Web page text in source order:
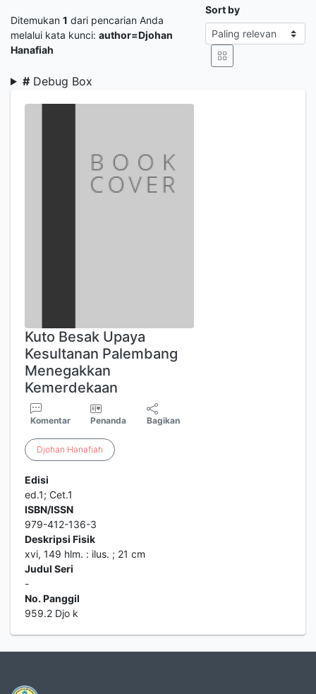
Ditemukan 1 dari pencarian Anda
melalui kata kunci: author=Djohan
Hanafiah
Sort by
# Debug Box
Kuto Besak Upaya
Kesultanan Palembang
Menegakkan
Kemerdekaan
Komentar Penanda Bagikan
Djohan Hanafiah
Edisi
ed.1; Cet.1
ISBN/ISSN
979-412-136-3
Deskripsi Fisik
xvi, 149 hlm. : ilus. ; 21 cm
Judul Seri
-
No. Panggil
959.2 Djo k